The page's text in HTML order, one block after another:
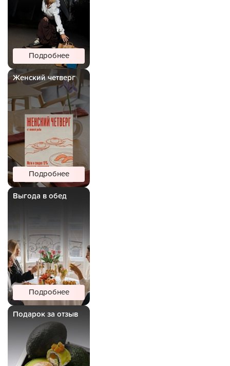
Подробнее
Женский четверг
Подробнее
Выгода в обед
Подробнее
Подарок за отзыв